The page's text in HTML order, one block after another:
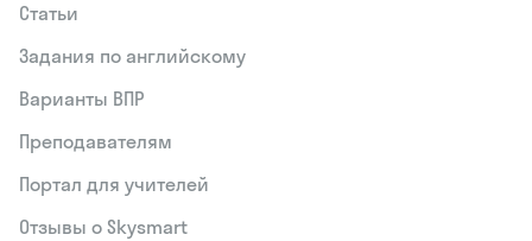
Статьи
Задания по английскому
Варианты ВПР
Преподавателям
Портал для учителей
Отзывы о Skysmart